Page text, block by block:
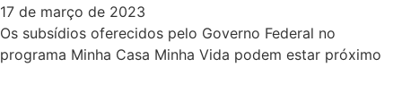
17 de março de 2023
Os subsídios oferecidos pelo Governo Federal no
programa Minha Casa Minha Vida podem estar próximo